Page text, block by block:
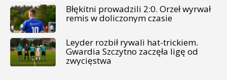
Błękitni prowadzili 2:0. Orzeł wyrwał
remis w doliczonym czasie
Leyder rozbił rywali hat-trickiem.
Gwardia Szczytno zaczęła ligę od
zwycięstwa